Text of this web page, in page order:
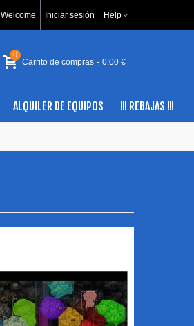
Welcome Iniciar sesión Help
0
Carrito de compras - 0,00 €
ALQUILER DE EQUIPOS !!! REBAJAS !!!